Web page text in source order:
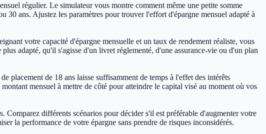
régulier. Le simulateur vous montre comment même une petite somme
30 ans. Ajustez les paramètres pour trouver l'effort d'épargne mensuel adapté à
votre capacité d'épargne mensuelle et un taux de rendement réaliste, vous
adapté, qu'il s'agisse d'un livret réglementé, d'une assurance-vie ou d'un plan
placement de 18 ans laisse suffisamment de temps à l'effet des intérêts
mensuel à mettre de côté pour atteindre le capital visé au moment où vos
Comparez différents scénarios pour décider s'il est préférable d'augmenter votre
la performance de votre épargne sans prendre de risques inconsidérés.